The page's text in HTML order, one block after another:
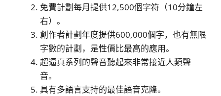
免費計劃每月提供12,500個字符（10分鐘左
右）。
創作者計劃年度提供600,000個字，也有無限
字數的計劃，是性價比最高的應用。
超逼真系列的聲音聽起來非常接近人類聲
音。
具有多語言支持的最佳語音克隆。